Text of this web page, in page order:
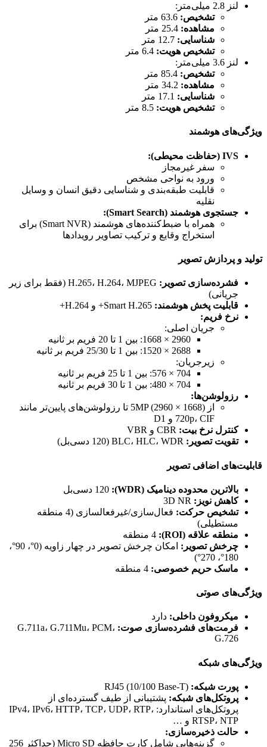
لنز 2.8 میلی‌متر:
تشخیص:
مشاهده:
شناسایی:
تشخیص هویت:
لنز 3.6 میلی‌متر:
تشخیص:
مشاهده:
شناسایی:
تشخیص هویت:
ویژگی‌های هوشمند
IVS (حفاظت محیطی):
سفر غیرمجاز
ورود به نواحی مشخص
قابلیت طبقه‌بندی و شناسایی دقیق انسان و وسایل
نقلیه
جستجوی هوشمند (Smart Search):
همراه با ضبط‌کننده‌های هوشمند (Smart NVR) برای
استخراج وقایع و ترکیب تصاویر رویدادها
تولید و پردازش تصویر
فشرده‌سازی تصویر:
H.265، H.264، MJPEG (فقط برای زیر
جریانی)
قابلیت پخش هوشمند:
نرخ فریم:
جریان اصلی:
2960 × 1668: بین 1 تا 20 فریم بر ثانیه
2688 × 1520: بین 1 تا 25/30 فریم بر ثانیه
زیرجریان:
704 × 576: بین 1 تا 25 فریم بر ثانیه
704 × 480: بین 1 تا 30 فریم بر ثانیه
رزولوشن‌ها:
از 5MP (2960 × 1668) تا رزولوشن‌های پایین‌تر مانند
720p، CIF و D1
کنترل نرخ بیت:
تقویت تصویر:
قابلیت‌های اضافی تصویر
بالاترین محدوده دینامیک (WDR):
کاهش نویز:
تشخیص حرکت:
فعال‌سازی/غیرفعالسازی (4 منطقه
مستطیلی)
منطقه علاقه (ROI):
چرخش تصویر:
امکان چرخش تصویر در چهار زاویه (0°، 90°،
180°، 270°)
ماسک حریم خصوصی:
ویژگی‌های صوتی
میکروفون داخلی: دارد
فرمت‌های فشرده‌سازی صوت: G.711a، G.711Mu، PCM،
G.726
ویژگی‌های شبکه
پورت شبکه:
پروتکل‌های شبکه: پشتیبانی از طیف گسترده‌ای از
پروتکل‌های استاندارد: IPv4، IPv6، HTTP، TCP، UDP، RTP،
RTSP، NTP و …
حالت ذخیره‌سازی:
گزینه‌هایی شامل کارت حافظه Micro SD (حداکثر 256